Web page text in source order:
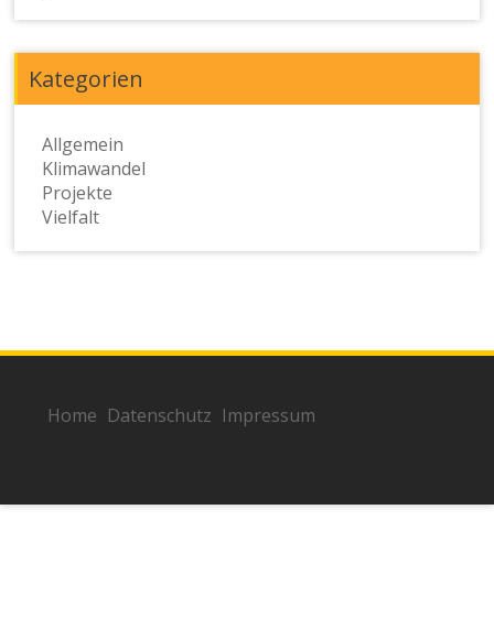
Kategorien
Allgemein
Klimawandel
Projekte
Vielfalt
Home Datenschutz Impressum